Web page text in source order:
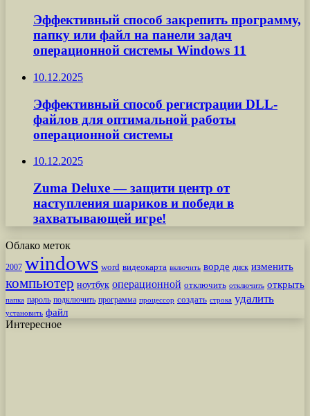
Эффективный способ закрепить программу,
папку или файл на панели задач
операционной системы Windows 11
10.12.2025
Эффективный способ регистрации DLL-
файлов для оптимальной работы
операционной системы
10.12.2025
Zuma Deluxe — защити центр от
наступления шариков и победи в
захватывающей игре!
Облако меток
2007 windows word видеокарта включить ворде диск изменить
компьютер ноутбук операционной отключить отключить открыть
папка пароль подключить программа процессор создать строка удалить
установить файл
Интересное